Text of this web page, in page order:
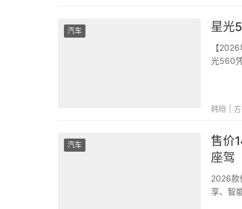
汽车 星光
【
光560
韩晗 |
汽车
售价
座驾
2026款
享、智